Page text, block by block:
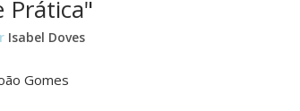
Prática"
Isabel Doves
Gomes